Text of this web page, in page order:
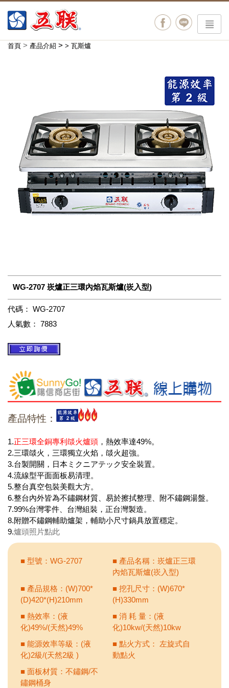
menu
首頁 > 產品介紹 > > 瓦斯爐
WG-2707 崁爐正三環內焰瓦斯爐(崁入型)
代碼： WG-2707
人氣數： 7883
產品特性：
1.正三環全銅專利燄火爐頭 ，熱效率達49%。
2.三環燄火，三環獨立火焰，燄火超強。
3.台製開關，日本ミクニアテック安全裝置。
4.流線型平面面板易清理。
5.整台真空包裝美觀大方。
6.整台內外皆為不鏽鋼材質、易於擦拭整理、附不鏽鋼湯盤。
7.99%台灣零件、台灣組裝，正台灣製造。
8.附贈不鏽鋼輔助爐架，輔助小尺寸鍋具放置穩定。
9.爐頭照片點此
■ 型號：WG-2707
■ 產品名稱：崁爐正三環
內焰瓦斯爐(崁入型)
■ 產品規格：(W)700*
(D)420*(H)210mm
■ 挖孔尺寸：(W)670*
(H)330mm
■ 熱效率：(液
化)49%/(天然)49%
■ 消 耗 量：(液
化)10kw/(天然)10kw
■ 能源效率等級：(液
化)2級/(天然2級 )
■ 點火方式： 左旋式自
動點火
■ 面板材質：不鏽鋼/不
鏽鋼桶身